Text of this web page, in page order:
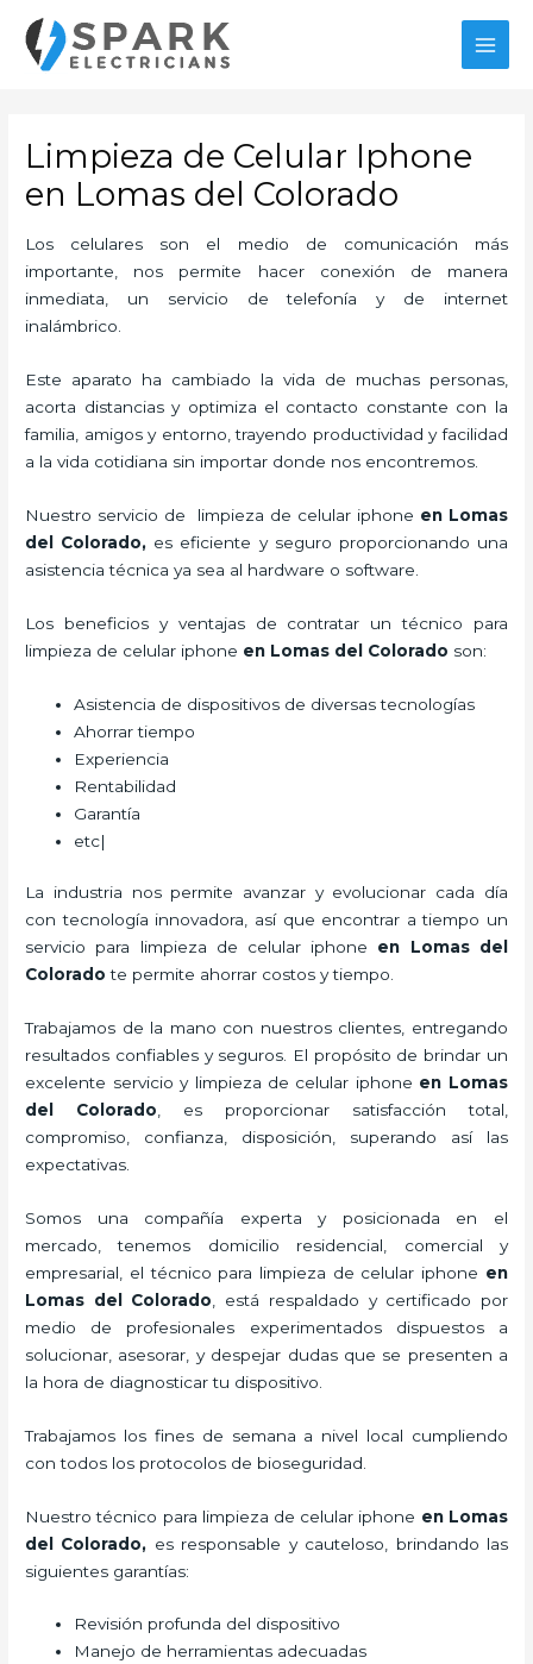
contenido
Limpieza de Celular Iphone
en Lomas del Colorado
Los celulares son el medio de comunicación más
importante, nos permite hacer conexión de manera
inmediata, un servicio de telefonía y de internet
inalámbrico.
Este aparato ha cambiado la vida de muchas personas,
acorta distancias y optimiza el contacto constante con la
familia, amigos y entorno, trayendo productividad y facilidad
a la vida cotidiana sin importar donde nos encontremos.
Nuestro servicio de limpieza de celular iphone en Lomas
del Colorado, es eficiente y seguro proporcionando una
asistencia técnica ya sea al hardware o software.
Los beneficios y ventajas de contratar un técnico para
limpieza de celular iphone en Lomas del Colorado son:
Asistencia de dispositivos de diversas tecnologías
Ahorrar tiempo
Experiencia
Rentabilidad
Garantía
etc|
La industria nos permite avanzar y evolucionar cada día
con tecnología innovadora, así que encontrar a tiempo un
servicio para limpieza de celular iphone en Lomas del
Colorado te permite ahorrar costos y tiempo.
Trabajamos de la mano con nuestros clientes, entregando
resultados confiables y seguros. El propósito de brindar un
excelente servicio y limpieza de celular iphone en Lomas
del Colorado , es proporcionar satisfacción total,
compromiso, confianza, disposición, superando así las
expectativas.
Somos una compañía experta y posicionada en el
mercado, tenemos domicilio residencial, comercial y
empresarial, el técnico para limpieza de celular iphone en
Lomas del Colorado , está respaldado y certificado por
medio de profesionales experimentados dispuestos a
solucionar, asesorar, y despejar dudas que se presenten a
la hora de diagnosticar tu dispositivo.
Trabajamos los fines de semana a nivel local cumpliendo
con todos los protocolos de bioseguridad.
Nuestro técnico para limpieza de celular iphone en Lomas
del Colorado, es responsable y cauteloso, brindando las
siguientes garantías:
Revisión profunda del dispositivo
Manejo de herramientas adecuadas